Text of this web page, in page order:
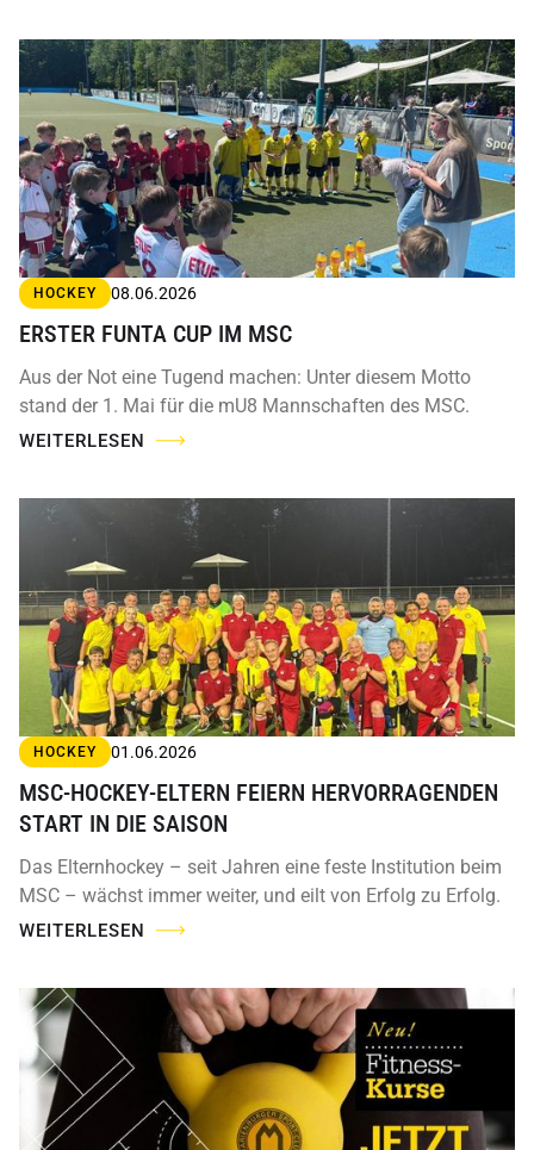
HOCKEY 08.06.2026
ERSTER FUNTA CUP IM MSC
Aus der Not eine Tugend machen: Unter diesem Motto
stand der 1. Mai für die mU8 Mannschaften des MSC.
WEITERLESEN
HOCKEY 01.06.2026
MSC-HOCKEY-ELTERN FEIERN HERVORRAGENDEN
START IN DIE SAISON
Das Elternhockey – seit Jahren eine feste Institution beim
MSC – wächst immer weiter, und eilt von Erfolg zu Erfolg.
WEITERLESEN